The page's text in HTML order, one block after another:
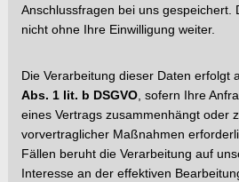
Anschlussfragen bei uns gespeichert.
nicht ohne Ihre Einwilligung weiter.
Die Verarbeitung dieser Daten erfolgt
Abs. 1 lit. b DSGVO, sofern Ihre
eines Vertrags zusammenhängt oder
vorvertraglicher Maßnahmen
Fällen beruht die Verarbeitung auf
Interesse an der effektiven